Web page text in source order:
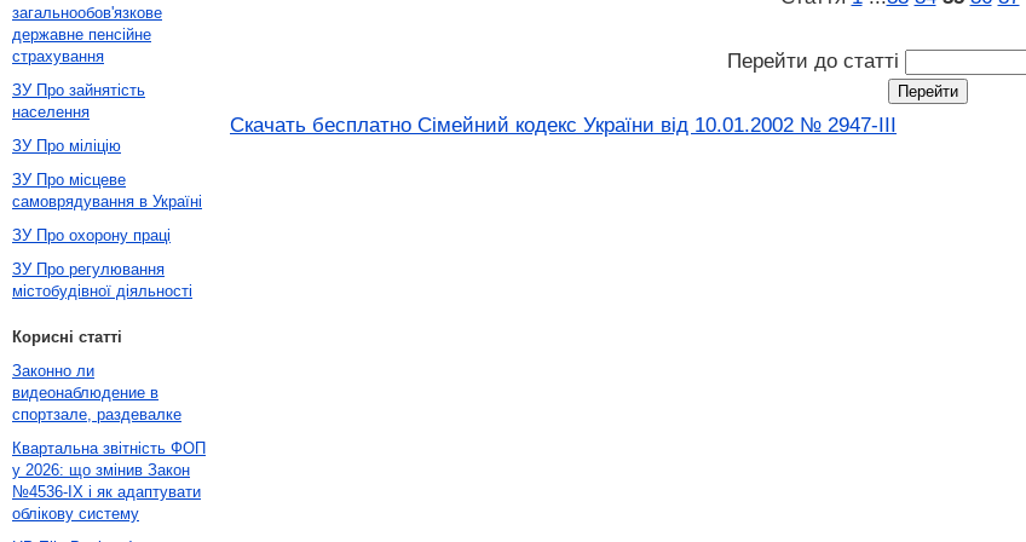
Перейти до статті
Скачать бесплатно Сімейний кодекс України від 10.01.2002 № 2947-III
загальнообов'язкове
державне пенсійне
страхування
ЗУ Про зайнятість
населення
ЗУ Про міліцію
ЗУ Про місцеве
самоврядування в Україні
ЗУ Про охорону праці
ЗУ Про регулювання
містобудівної діяльності
Корисні статті
Законно ли
видеонаблюдение в
спортзале, раздевалке
Квартальна звітність ФОП
у 2026: що змінив Закон
№4536-IX і як адаптувати
облікову систему